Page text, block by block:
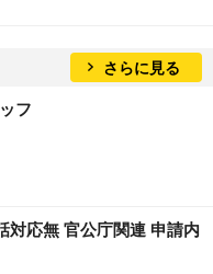
さらに見る
フ
対応無 官公庁関連 申請内